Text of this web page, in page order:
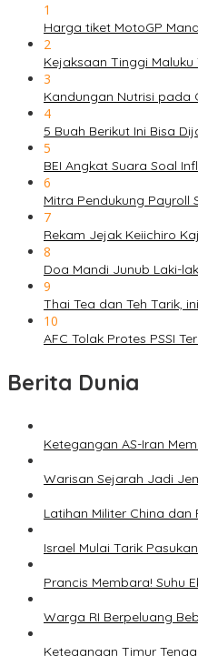
1
Harga tiket MotoGP
2
Kejaksaan Tinggi
3
Kandungan Nutrisi pada
4
5 Buah Berikut Ini Bisa
5
BEI Angkat Suara Soal
6
Mitra Pendukung Payroll
7
Rekam Jejak Keiichiro
8
Doa Mandi Junub Laki-
9
Thai Tea dan Teh Tarik,
10
AFC Tolak Protes PSSI
Berita Dunia
Ketegangan AS-Iran
Warisan Sejarah Jadi
Latihan Militer China dan
Israel Mulai Tarik
Prancis Membara! Suhu
Warga RI Berpeluang
Ketegangan Timur